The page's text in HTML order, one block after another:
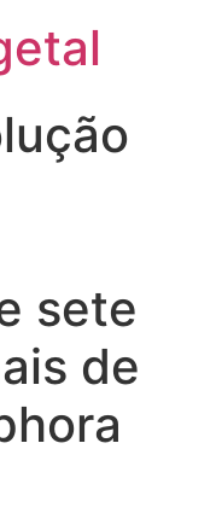
sete
de